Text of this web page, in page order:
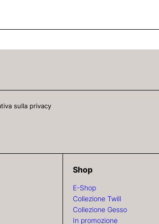
sulla privacy
Shop
E-Shop
Collezione Twill
Collezione Gesso
In promozione